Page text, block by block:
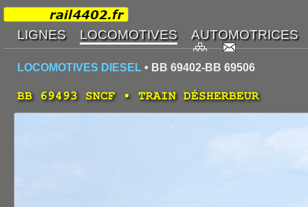
LOCOMOTIVES DIESEL • BB 69402-BB 69506
BB 69493 SNCF • TRAIN DÉSHERBEUR